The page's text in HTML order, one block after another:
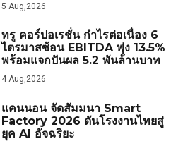
5 Aug,2026
ทรู คอร์ปอเรชั่น กำไรต่อเนื่อง 6
ไตรมาสซ้อน EBITDA พุ่ง 13.5%
พร้อมแจกปันผล 5.2 พันล้านบาท
4 Aug,2026
แคนนอน จัดสัมมนา Smart
Factory 2026 ดันโรงงานไทยสู่
ยุค AI อัจฉริยะ